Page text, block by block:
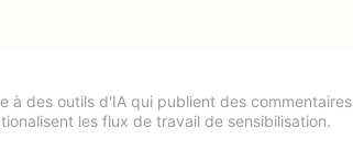
à des outils d'IA qui publient des commentaires
les flux de travail de sensibilisation.